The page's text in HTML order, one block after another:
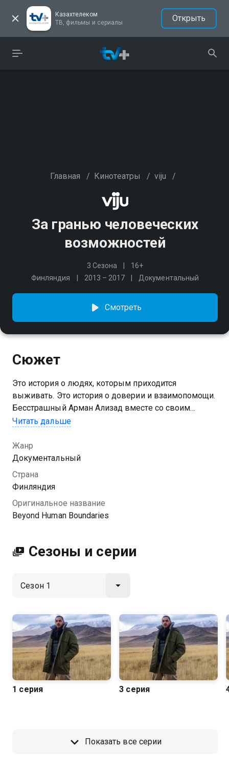
Казахтелеком
ТВ, фильмы и сериалы
Открыть
Главная / Кинотеатры / viju /
За гранью человеческих
возможностей
3 Сезона
16+
Финляндия
2013 – 2017 Документальный
Смотреть
Сюжет
Это история о людях, которым приходится
выживать. Это история о доверии и взаимопомощи.
Бесстрашный Арман Ализад вместе со своим
оператором он проедет по свету и прочувствует на
нашей планеты. Арман станет частью бандитской
группировки в бразильской фавеле, присоединится
к бедуинам в Саудовской Аравии, и даже
попытается выжить среди бесконечных свалок в
Камбодже.
Читать дальше
Жанр
Документальный
Страна
Финляндия
Оригинальное название
Beyond Human Boundaries
Сезоны и серии
1 серия 3 серия
Показать все серии